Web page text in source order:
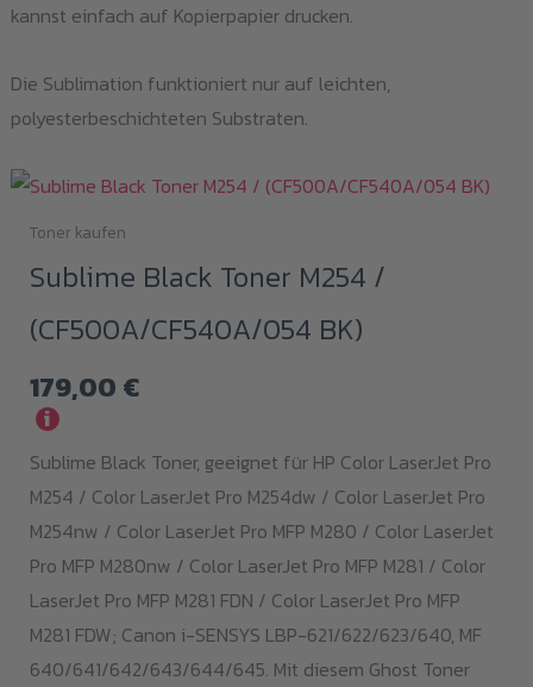
kannst einfach auf Kopierpapier drucken.
Die Sublimation funktioniert nur auf leichten,
polyesterbeschichteten Substraten.
Toner kaufen
Sublime Black Toner M254 /
(CF500A/CF540A/054 BK)
179,00 €
i
Sublime Black Toner, geeignet für HP Color LaserJet Pro
M254 / Color LaserJet Pro M254dw / Color LaserJet Pro
M254nw / Color LaserJet Pro MFP M280 / Color LaserJet
Pro MFP M280nw / Color LaserJet Pro MFP M281 / Color
LaserJet Pro MFP M281 FDN / Color LaserJet Pro MFP
M281 FDW; Canon i-SENSYS LBP-621/622/623/640, MF
640/641/642/643/644/645. Mit diesem Ghost Toner